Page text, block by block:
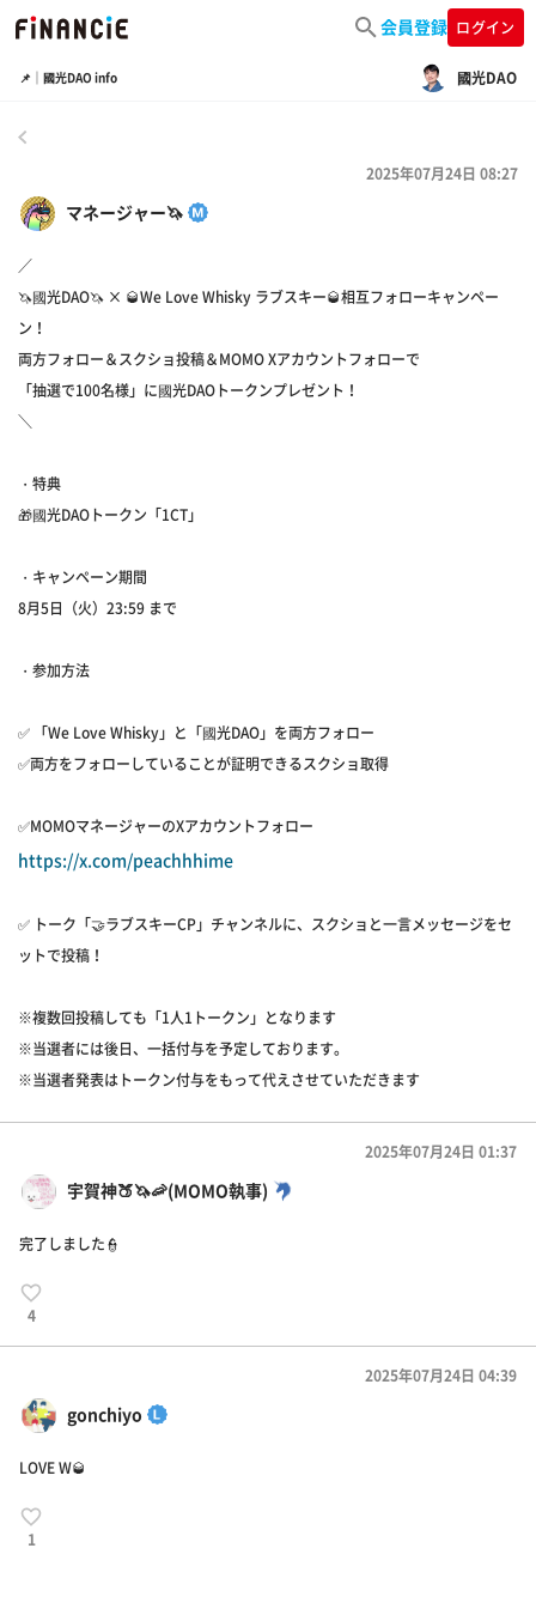
会員登録 ログイン
📌｜國光DAO info 國光DAO
マネージャー🦄
2025年07月24日 08:27
／
🦄國光DAO🦄 × 🥃We Love Whisky ラブスキー🥃相互フォローキャンペー
ン！
両方フォロー＆スクショ投稿＆MOMO Xアカウントフォローで
「抽選で100名様」に國光DAOトークンプレゼント！
＼
・特典
🎁國光DAOトークン「1CT」
・キャンペーン期間
8月5日（火）23:59 まで
・参加方法
✅ 「We Love Whisky」と「國光DAO」を両方フォロー
✅両方をフォローしていることが証明できるスクショ取得
✅MOMOマネージャーのXアカウントフォロー
https://x.com/peachhhime
✅ トーク「🤝ラブスキーCP」チャンネルに、スクショと一言メッセージをセ
ットで投稿！
※複数回投稿しても「1人1トークン」となります
※当選者には後日、一括付与を予定しております。
※当選者発表はトークン付与をもって代えさせていただきます
宇賀神🍑🦄🦐(MOMO執事)
2025年07月24日 01:37
完了しました👮
4
gonchiyo
2025年07月24日 04:39
LOVE W🥃
1